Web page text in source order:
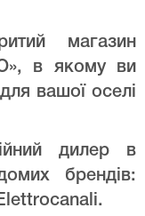
магазин
в якому ви
вашої оселі
дилер в
брендів: